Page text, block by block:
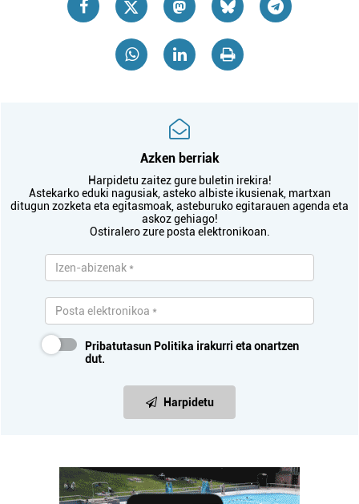
Azken berriak
Harpidetu zaitez gure buletin irekira!
Astekarko eduki nagusiak, asteko albiste ikusienak, martxan
ditugun zozketa eta egitasmoak, asteburuko egitarauen agenda eta
askoz gehiago!
Ostiralero zure posta elektronikoan.
Pribatutasun Politika irakurri eta onartzen
dut.
Harpidetu